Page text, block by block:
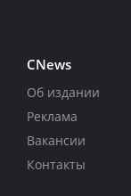
CNews
Об издании
Реклама
Вакансии
Контакты